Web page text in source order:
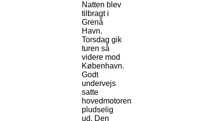
Natten blev
tilbragt i
Grenå
Havn.
Torsdag gik
turen så
videre mod
København.
Godt
undervejs
satte
hovedmotoren
pludselig
ud. Den